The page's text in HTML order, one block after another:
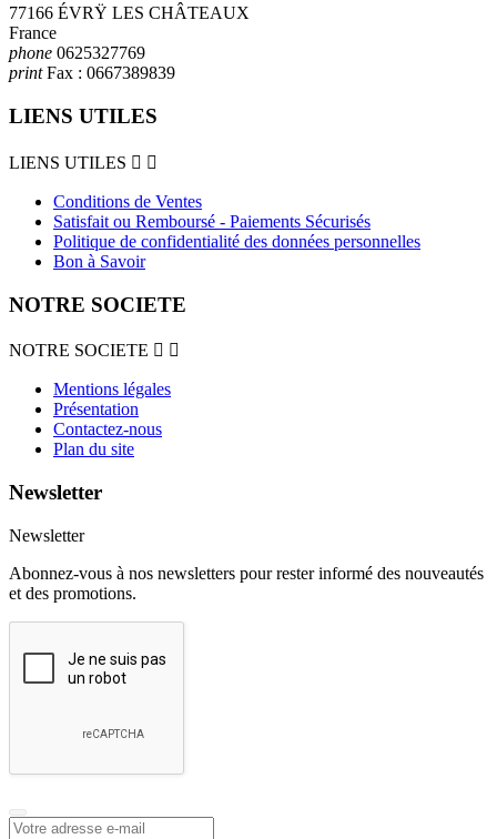
77166 ÉVRŸ LES CHÂTEAUX
France
phone 0625327769
printFax : 0667389839
LIENS UTILES
LIENS UTILES  
Conditions de Ventes
Satisfait ou Remboursé - Paiements Sécurisés
Politique de confidentialité des données personnelles
Bon à Savoir
NOTRE SOCIETE
NOTRE SOCIETE  
Mentions légales
Présentation
Contactez-nous
Plan du site
Newsletter
Newsletter
Abonnez-vous à nos newsletters pour rester informé des nouveautés
et des promotions.